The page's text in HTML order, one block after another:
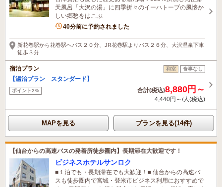
天風呂「大沢の湯」に四季折々のイーハトーブの風懐か
しい郷愁をはこぶ
6名がこの宿を見ています
40分前に予約されました
新花巻駅から花巻駅へバス２０分、JR花巻駅よりバス２６分、大沢温泉下車
徒歩３分
宿泊プラン 和室 食事なし
【湯治プラン スタンダード】
ポイント2% 合計(税込)8,880円～
4,440円～/人(税込)
MAPを見る プランを見る(14件)
【仙台からの高速バスの発着所徒歩圏内】長期滞在大歓迎です！
ビジネスホテルサンロク
■１泊でも・長期滞在でも大歓迎！■ 仙台からの高速バ
スも徒歩圏内で宮城・登米市ビジネス利用におすすめで